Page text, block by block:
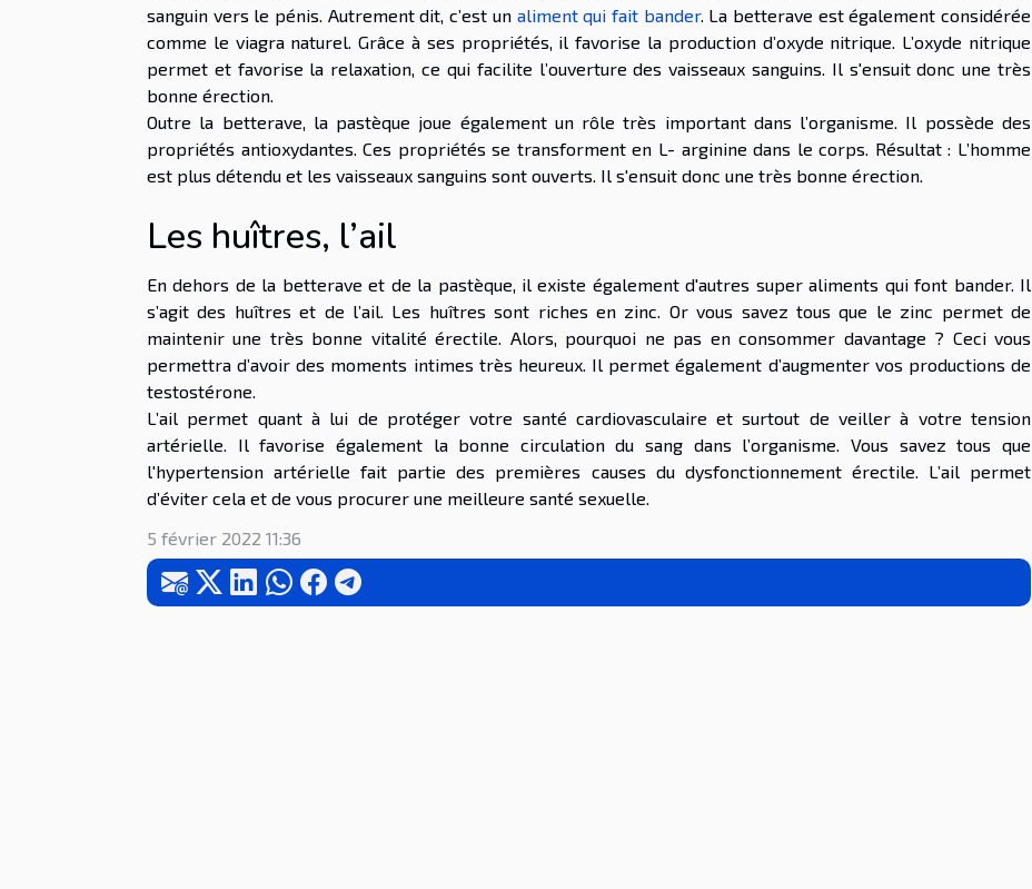
sanguin vers le pénis. Autrement dit, c’est un aliment qui fait bander. La betterave est également considérée
comme le viagra naturel. Grâce à ses propriétés, il favorise la production d’oxyde nitrique. L’oxyde nitrique
permet et favorise la relaxation, ce qui facilite l’ouverture des vaisseaux sanguins. Il s'ensuit donc une très
bonne érection.
Outre la betterave, la pastèque joue également un rôle très important dans l’organisme. Il possède des
propriétés antioxydantes. Ces propriétés se transforment en L- arginine dans le corps. Résultat : L’homme
est plus détendu et les vaisseaux sanguins sont ouverts. Il s'ensuit donc une très bonne érection.
Les huîtres, l’ail
En dehors de la betterave et de la pastèque, il existe également d'autres super aliments qui font bander. Il
s’agit des huîtres et de l’ail. Les huîtres sont riches en zinc. Or vous savez tous que le zinc permet de
maintenir une très bonne vitalité érectile. Alors, pourquoi ne pas en consommer davantage ? Ceci vous
permettra d’avoir des moments intimes très heureux. Il permet également d’augmenter vos productions de
testostérone.
L’ail permet quant à lui de protéger votre santé cardiovasculaire et surtout de veiller à votre tension
artérielle. Il favorise également la bonne circulation du sang dans l’organisme. Vous savez tous que
l'hypertension artérielle fait partie des premières causes du dysfonctionnement érectile. L’ail permet
d’éviter cela et de vous procurer une meilleure santé sexuelle.
5 février 2022 11:36